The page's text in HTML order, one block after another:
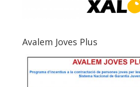
Avalem Joves Plus